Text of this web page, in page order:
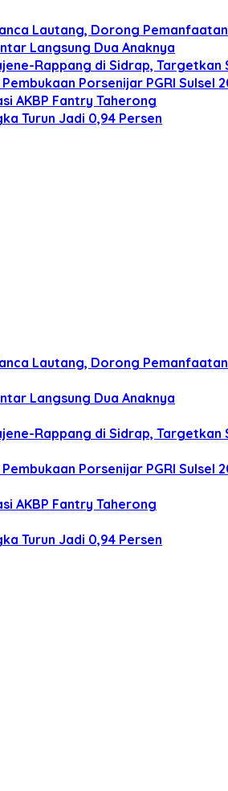
Lautang, Dorong
Langsung Dua Anaknya
Rappang di Sidrap,
Porsenijar PGRI Sulsel
AKBP Fantry Taherong
Turun Jadi 0,94 Persen
Lautang, Dorong
Langsung Dua Anaknya
Rappang di Sidrap,
Porsenijar PGRI Sulsel
AKBP Fantry Taherong
Turun Jadi 0,94 Persen